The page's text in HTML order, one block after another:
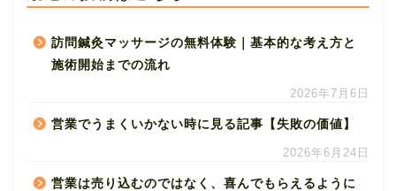
訪問鍼灸マッサージの無料体験｜基本的な考え方と
施術開始までの流れ
2026年7月6日
営業でうまくいかない時に見る記事【失敗の価値】
2026年6月24日
営業は売り込むのではなく、喜んでもらえるように